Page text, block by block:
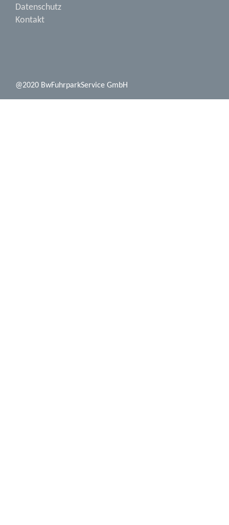
Datenschutz
Kontakt
@2020 BwFuhrparkService GmbH